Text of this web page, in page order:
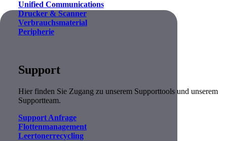
Unified Communications
Drucker & Scanner
Verbrauchsmaterial
Peripherie
Support
Hier finden Sie Zugang zu unserem Supporttools und unserem
Supportteam.
Support Anfrage
Flottenmanagement
Leertonerrecycling